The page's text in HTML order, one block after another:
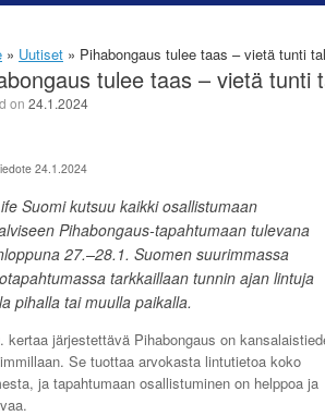
» Uutiset » Pihabongaus tulee taas – vietä tunti
tulee taas – vietä tunti
on 24.1.2024
24.1.2024
Suomi kutsuu kaikki osallistumaan
Pihabongaus-tapahtumaan tulevana
27.–28.1. Suomen suurimmassa
tarkkaillaan tunnin ajan lintuja
pihalla tai muulla paikalla.
kertaa järjestettävä Pihabongaus on
Se tuottaa arvokasta lintutietoa koko
ja tapahtumaan osallistuminen on helppoa ja